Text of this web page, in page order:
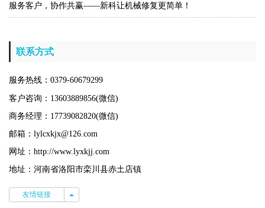
服务客户，协作共赢——新科让机械修复更简单！
联系方式
服务热线：0379-60679299
客户咨询：13603889856(微信)
商务经理：17739082820(微信)
邮箱：lylcxkjx@126.com
网址：http://www.lyxkjj.com
地址：河南省洛阳市栾川县赤土店镇
友情链接 友情链接